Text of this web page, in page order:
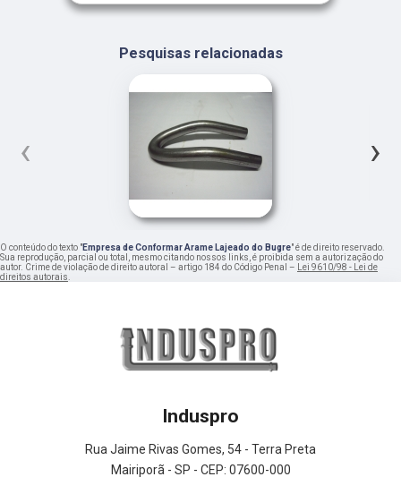
Pesquisas relacionadas
‹ ›
O conteúdo do texto "Empresa de Conformar Arame Lajeado do Bugre" é de direito reservado.
Sua reprodução, parcial ou total, mesmo citando nossos links, é proibida sem a autorização do
autor. Crime de violação de direito autoral – artigo 184 do Código Penal – Lei 9610/98 - Lei de
direitos autorais.
Induspro
Rua Jaime Rivas Gomes, 54 - Terra Preta
Mairiporã - SP - CEP: 07600-000